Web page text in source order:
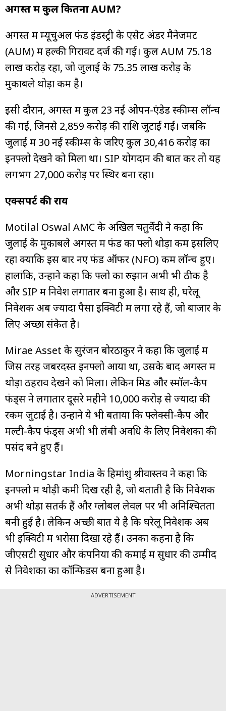
अगस्त में कुल कितना AUM?
अगस्त में म्यूचुअल फंड इंडस्ट्री के एसेट अंडर मैनेजमेंट
(AUM) में हल्की गिरावट दर्ज की गई। कुल AUM ₹75.18
लाख करोड़ रहा, जो जुलाई के ₹75.35 लाख करोड़ के
मुकाबले थोड़ा कम है।
इसी दौरान, अगस्त में कुल 23 नई ओपन-एंडेड स्कीम्स लॉन्च
की गईं, जिनसे ₹2,859 करोड़ की राशि जुटाई गई। जबकि
जुलाई में 30 नई स्कीम्स के जरिए कुल ₹30,416 करोड़ का
इनफ्लो देखने को मिला था। SIP योगदान की बात करें तो यह
लगभग ₹27,000 करोड़ पर स्थिर बना रहा।
एक्सपर्ट की राय
Motilal Oswal AMC के अखिल चतुर्वेदी ने कहा कि
जुलाई के मुकाबले अगस्त में फंड का फ्लो थोड़ा कम इसलिए
रहा क्योंकि इस बार नए फंड ऑफर (NFO) कम लॉन्च हुए।
हालांकि, उन्होंने कहा कि फ्लो का रुझान अभी भी ठीक है
और SIP में निवेश लगातार बना हुआ है। साथ ही, घरेलू
निवेशक अब ज्यादा पैसा इक्विटी में लगा रहे हैं, जो बाजार के
लिए अच्छा संकेत है।
Mirae Asset के सुरंजन बोरठाकुर ने कहा कि जुलाई में
जिस तरह जबरदस्त इनफ्लो आया था, उसके बाद अगस्त में
थोड़ा ठहराव देखने को मिला। लेकिन मिड और स्मॉल-कैप
फंड्स ने लगातार दूसरे महीने ₹10,000 करोड़ से ज्यादा की
रकम जुटाई है। उन्होंने ये भी बताया कि फ्लेक्सी-कैप और
मल्टी-कैप फंड्स अभी भी लंबी अवधि के लिए निवेशकों की
पसंद बने हुए हैं।
Morningstar India के हिमांशु श्रीवास्तव ने कहा कि
इनफ्लो में थोड़ी कमी दिख रही है, जो बताती है कि निवेशक
अभी थोड़ा सतर्क हैं और ग्लोबल लेवल पर भी अनिश्चितता
बनी हुई है। लेकिन अच्छी बात ये है कि घरेलू निवेशक अब
भी इक्विटी में भरोसा दिखा रहे हैं। उनका कहना है कि
जीएसटी सुधार और कंपनियों की कमाई में सुधार की उम्मीद
से निवेशकों का कॉन्फिडेंस बना हुआ है।
ADVERTISEMENT